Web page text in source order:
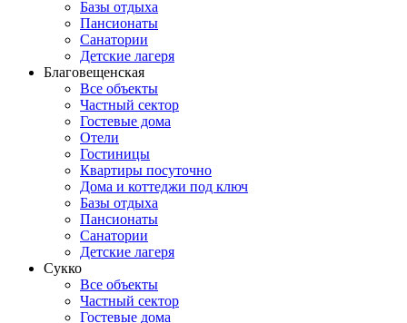
Базы отдыха
Пансионаты
Санатории
Детские лагеря
Благовещенская
Все объекты
Частный сектор
Гостевые дома
Отели
Гостиницы
Квартиры посуточно
Дома и коттеджи под ключ
Базы отдыха
Пансионаты
Санатории
Детские лагеря
Сукко
Все объекты
Частный сектор
Гостевые дома